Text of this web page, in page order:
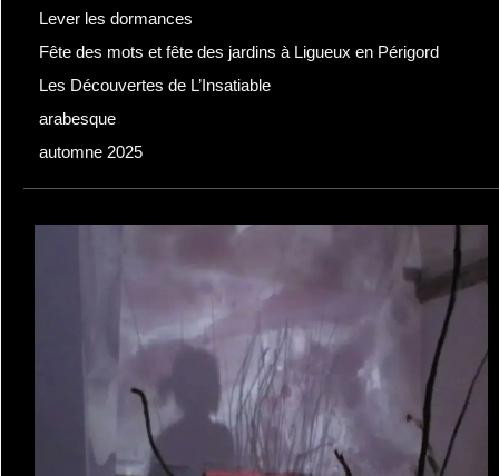
Lever les dormances
Fête des mots et fête des jardins à Ligueux en Périgord
Les Découvertes de L’Insatiable
arabesque
automne 2025